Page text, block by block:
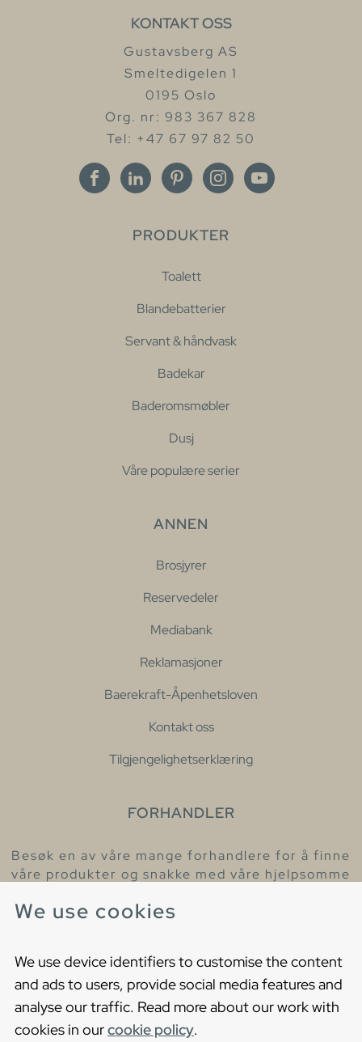
We use cookies
We use device identifiers to customise the content
and ads to users, provide social media features and
analyse our traffic. Read more about our work with
cookies in ourcookie policy.
KONTAKT OSS
Gustavsberg AS
Smeltedigelen 1
0195 Oslo
Org. nr: 983 367 828
Tel: +47 67 97 82 50
PRODUKTER
Toalett
Blandebatterier
Servant & håndvask
Badekar
Baderomsmøbler
Dusj
Våre populære serier
ANNEN
Brosjyrer
Reservedeler
Mediabank
Reklamasjoner
Baerekraft-Åpenhetsloven
Kontakt oss
Tilgjengelighetserklæring
FORHANDLER
Besøk en av våre mange forhandlere for å finne
våre produkter og snakke med våre hjelpsomme